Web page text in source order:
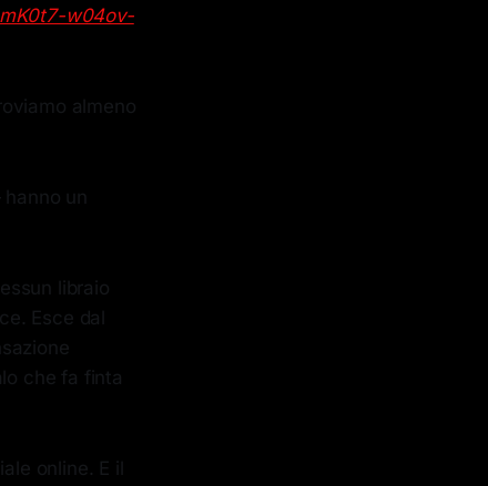
w04ov-
almeno
un
libraio
Esce dal
che fa finta
online. E il